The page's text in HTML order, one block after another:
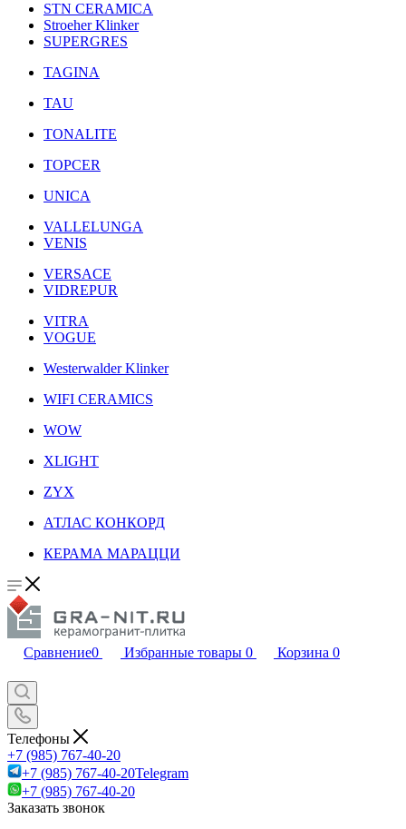
STN CERAMICA
Stroeher Klinker
SUPERGRES
TAGINA
TAU
TONALITE
TOPCER
UNICA
VALLELUNGA
VENIS
VERSACE
VIDREPUR
VITRA
VOGUE
Westerwalder Klinker
WIFI CERAMICS
WOW
XLIGHT
ZYX
АТЛАС КОНКОРД
КЕРАМА МАРАЦЦИ
Сравнение0 Избранные товары 0 Корзина 0
Телефоны
+7 (985) 767-40-20
+7 (985) 767-40-20Telegram
+7 (985) 767-40-20
Заказать звонок